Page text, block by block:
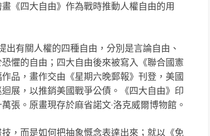
《四大自由》作為戰時推動人權自由的用
出有關人權的四種自由，分別是言論自由、
懼的自由；四大自由後來被寫入《聯合國憲
品，畫作交由《星期六晚郵報》刊登，美國
展，以推銷美國戰爭公債。《四大自由》印
張。原畫現存於麻省諾文·洛克威爾博物館。
，而是如何把抽象慨念表達出來；就以《免